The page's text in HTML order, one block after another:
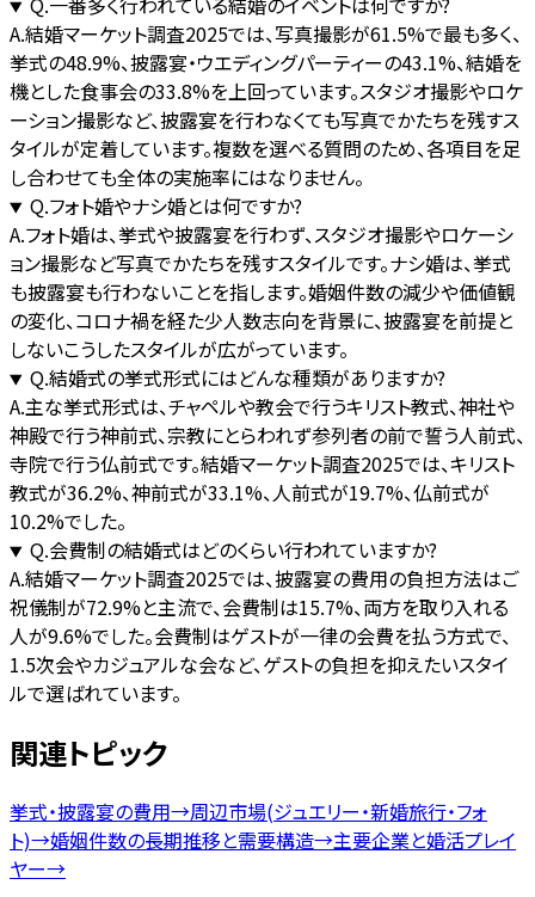
A.結婚マーケット調査2025では、写真撮影が61.5%で最も多く、
挙式の48.9%、披露宴・ウエディングパーティーの43.1%、結婚を
機とした食事会の33.8%を上回っています。スタジオ撮影やロケ
ーション撮影など、披露宴を行わなくても写真でかたちを残すス
タイルが定着しています。複数を選べる質問のため、各項目を足
し合わせても全体の実施率にはなりません。
Q.フォト婚やナシ婚とは何ですか?
A.フォト婚は、挙式や披露宴を行わず、スタジオ撮影やロケーシ
ョン撮影など写真でかたちを残すスタイルです。ナシ婚は、挙式
も披露宴も行わないことを指します。婚姻件数の減少や価値観
の変化、コロナ禍を経た少人数志向を背景に、披露宴を前提と
しないこうしたスタイルが広がっています。
Q.結婚式の挙式形式にはどんな種類がありますか?
A.主な挙式形式は、チャペルや教会で行うキリスト教式、神社や
神殿で行う神前式、宗教にとらわれず参列者の前で誓う人前式、
寺院で行う仏前式です。結婚マーケット調査2025では、キリスト
教式が36.2%、神前式が33.1%、人前式が19.7%、仏前式が
10.2%でした。
Q.会費制の結婚式はどのくらい行われていますか?
A.結婚マーケット調査2025では、披露宴の費用の負担方法はご
祝儀制が72.9%と主流で、会費制は15.7%、両方を取り入れる
人が9.6%でした。会費制はゲストが一律の会費を払う方式で、
1.5次会やカジュアルな会など、ゲストの負担を抑えたいスタイ
ルで選ばれています。
関連トピック
挙式・披露宴の費用→周辺市場(ジュエリー・新婚旅行・フォ
ト)→婚姻件数の長期推移と需要構造→主要企業と婚活プレイ
ヤー→